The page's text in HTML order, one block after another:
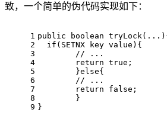
致，一个简单的伪代码实现如下：
1
2
3
4
5
6
7
8
9
public boolean tryLock (...)
if (SETNX key value){
// ...
return true ;
	}
else{
// ...
return
false ;
	}
}